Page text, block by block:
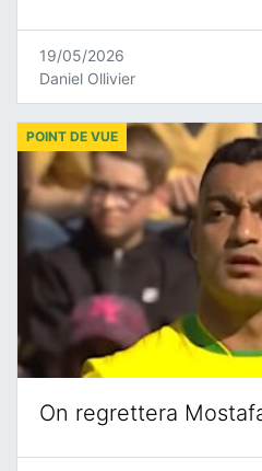
19/05/2026
Daniel Ollivier
On regrettera
POINT DE VUE